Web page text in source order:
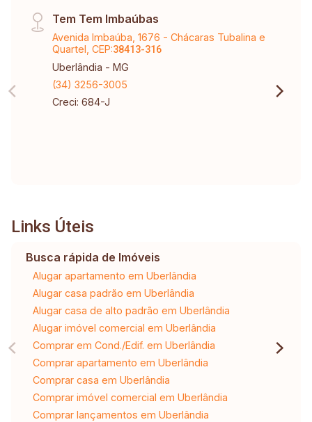
Tem Tem Imbaúbas
Avenida Imbaúba, 1676 - Chácaras Tubalina e
Quartel, CEP:38413-316
Uberlândia - MG
(34) 3256-3005
Creci: 684-J
Links Úteis
Busca rápida de Imóveis
Alugar apartamento em Uberlândia
Alugar casa padrão em Uberlândia
Alugar casa de alto padrão em Uberlândia
Alugar imóvel comercial em Uberlândia
Comprar em Cond./Edif. em Uberlândia
Comprar apartamento em Uberlândia
Comprar casa em Uberlândia
Comprar imóvel comercial em Uberlândia
Comprar lançamentos em Uberlândia